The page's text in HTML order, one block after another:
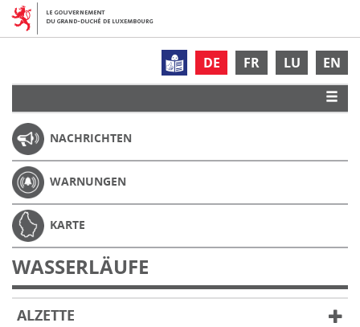
DE FR LU EN
NACHRICHTEN
WARNUNGEN
KARTE
WASSERLÄUFE
ALZETTE